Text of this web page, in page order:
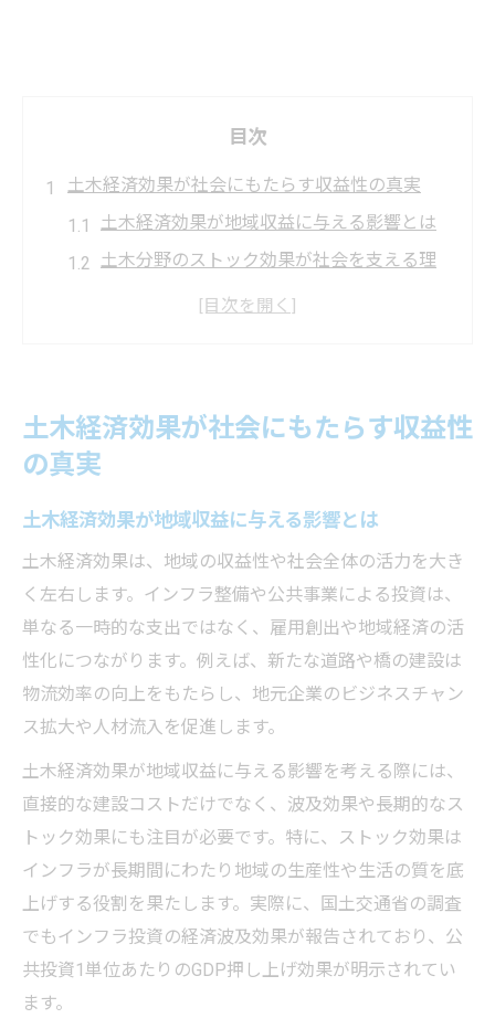
目次
土木経済効果が社会にもたらす収益性の真実
土木経済効果が地域収益に与える影響とは
土木分野のストック効果が社会を支える理
土木投資が雇用や生活の質に与える効果
実例でひも解くインフラ投資とストック効果
土木のストック効果を実例から学ぶポイン
インフラ投資で得られる長期的な経済効果
国土交通省が示すストック効果の概要
実際の土木事例に見るストック効果の具体
例
土木経済効果が地域に残す資産価値とは
フロー効果とストック効果の違いを徹底解説
土木業界で注目されるフロー効果の特徴
ストック効果とフロー効果の基本的な違い
土木工事による経済循環の仕組みを解説
心理学から見るフロー効果の意味とは
土木経済効果が社会にもたらす収益性
の真実
土木経済効果が地域収益に与える影響とは
土木経済効果は、地域の収益性や社会全体の活力を大き
く左右します。インフラ整備や公共事業による投資は、
単なる一時的な支出ではなく、雇用創出や地域経済の活
性化につながります。例えば、新たな道路や橋の建設は
物流効率の向上をもたらし、地元企業のビジネスチャン
ス拡大や人材流入を促進します。
土木経済効果が地域収益に与える影響を考える際には、
直接的な建設コストだけでなく、波及効果や長期的なス
トック効果にも注目が必要です。特に、ストック効果は
インフラが長期間にわたり地域の生産性や生活の質を底
上げする役割を果たします。実際に、国土交通省の調査
でもインフラ投資の経済波及効果が報告されており、公
共投資1単位あたりのGDP押し上げ効果が明示されてい
ます。